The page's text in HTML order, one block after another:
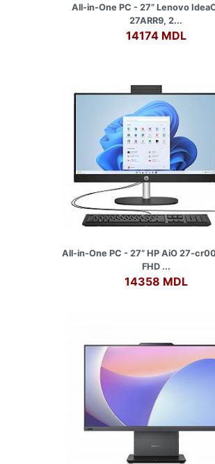
All-in-One PC - 27” Lenovo
27ARR9, 2...
14174 MDL
All-in-One PC - 27” HP AiO 27-
FHD ...
14358 MDL